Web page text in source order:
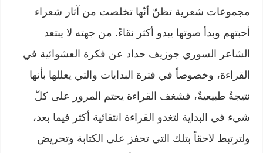
مجموعات شعرية تظنّ أنّها تخلصت من آثار شعراء
أحبتهم وبدأ صوتها يبدو أكثر نقاءً. من جهته لا يبتعد
الشاعر السوري جوزيف حداد عن فكرة العشوائية في
القراءة، وخصوصاً في فترة البدايات والتي يعللها بأنها
نتيجةٌ طبيعيةٌ، فشغف القراءة يحتم المرور على كلّ
شيء في البداية لتغدو القراءة انتقائية أكثر فيما بعد،
ولترتبط لاحقاً بتلك التي تحفز على الكتابة وتحريض